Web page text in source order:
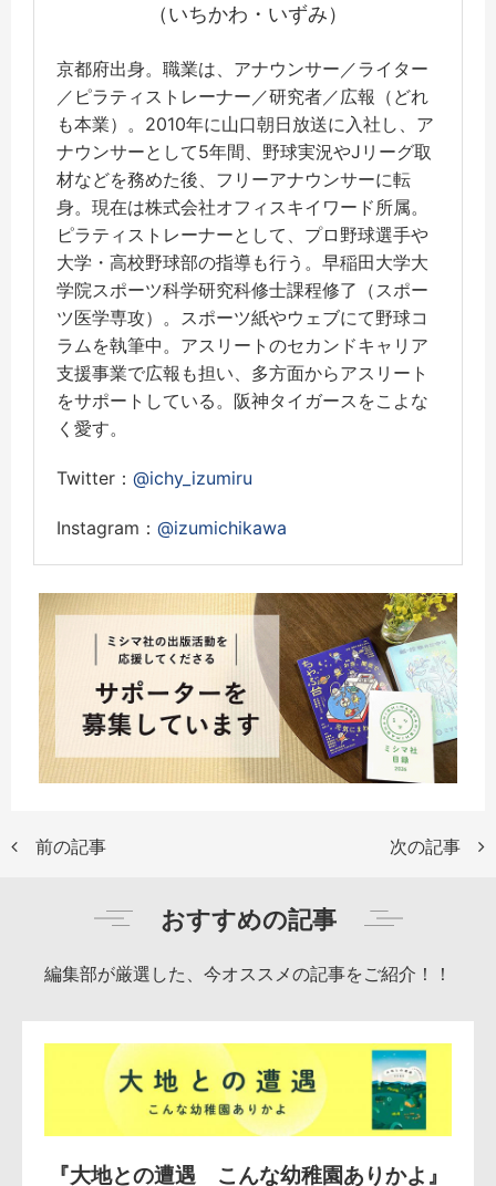
（いちかわ・いずみ）
京都府出身。職業は、アナウンサー／ライター
／ピラティストレーナー／研究者／広報（どれ
も本業）。2010年に山口朝日放送に入社し、ア
ナウンサーとして5年間、野球実況やJリーグ取
材などを務めた後、フリーアナウンサーに転
身。現在は株式会社オフィスキイワード所属。
ピラティストレーナーとして、プロ野球選手や
大学・高校野球部の指導も行う。早稲田大学大
学院スポーツ科学研究科修士課程修了（スポー
ツ医学専攻）。スポーツ紙やウェブにて野球コ
ラムを執筆中。アスリートのセカンドキャリア
支援事業で広報も担い、多方面からアスリート
をサポートしている。阪神タイガースをこよな
く愛す。
Twitter： @ichy_izumiru
Instagram： @izumichikawa
前の記事 次の記事
おすすめの記事
編集部が厳選した、今オススメの記事をご紹介！！
『大地との遭遇 こんな幼稚園ありかよ』